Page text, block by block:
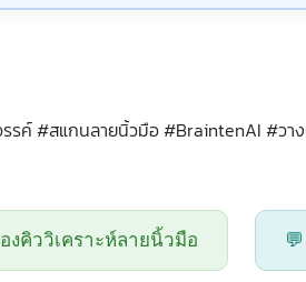
ค์ #สแกนลายนิ้วมือ #BraintenAI #วา
งคิววิเคราะห์ลายนิ้วมือ